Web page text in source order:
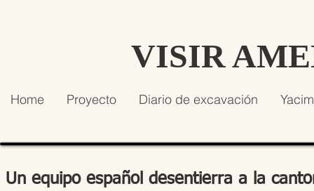
VISIR
Home Proyecto Diario de excavación
Un equipo español desentierra a la